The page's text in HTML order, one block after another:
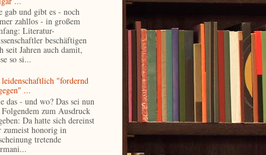
gab und gibt es - noch
zahllos - in großem
Literatur-
beschäftigen
seit Jahren auch damit,
so si...
"fordernd
...
das - und wo? Das sei nun
zum Ausdruck
Da hatte sich dereinst
zumeist honorig in
tretende